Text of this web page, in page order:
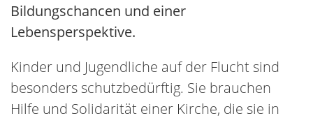
Bildungschancen und einer
Lebensperspektive.
Kinder und Jugendliche auf der Flucht sind
besonders schutzbedürftig. Sie brauchen
Hilfe und Solidarität einer Kirche, die sie in